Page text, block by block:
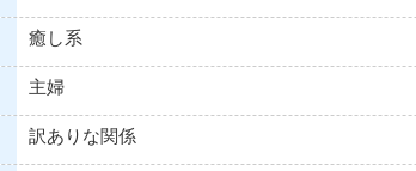
癒し系
主婦
訳ありな関係